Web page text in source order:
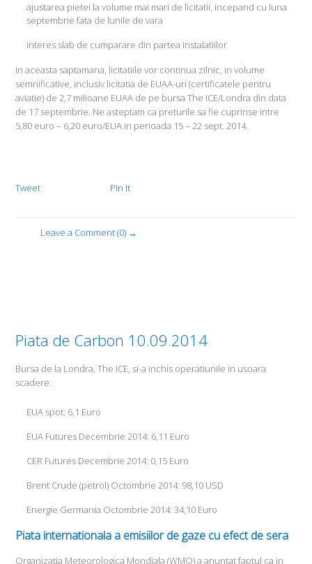
ajustarea pietei la volume mai mari de licitatii, incepand cu luna
septembrie fata de lunile de vara
interes slab de cumparare din partea instalatiilor
In aceasta saptamana, licitatiile vor continua zilnic, in volume
semnificative, inclusiv licitatia de EUAA-uri (certificatele pentru
aviatie) de 2,7 milioane EUAA de pe bursa The ICE/Londra din data
de 17 septembrie. Ne asteptam ca preturile sa fie cuprinse intre
5,80 euro – 6,20 euro/EUA in perioada 15 – 22 sept. 2014.
Tweet Pin It
Leave a Comment (0) →
Piata de Carbon 10.09.2014
Bursa de la Londra, The ICE, si-a inchis operatiunile in usoara
scadere:
EUA spot: 6,1 Euro
EUA Futures Decembrie 2014: 6,11 Euro
CER Futures Decembrie 2014: 0,15 Euro
Brent Crude (petrol) Octombrie 2014: 98,10 USD
Energie Germania Octombrie 2014: 34,10 Euro
Piata internationala a emisiilor de gaze cu efect de sera
Organizatia Meteorologica Mondiala (WMO) a anuntat faptul ca in